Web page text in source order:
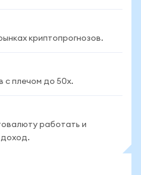
криптопрогнозов.
с плечом до 50x.
работать и
доход.